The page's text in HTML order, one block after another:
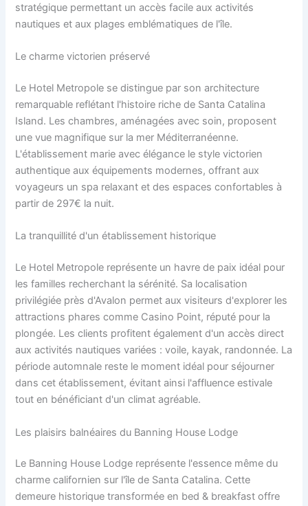
stratégique permettant un accès facile aux activités
nautiques et aux plages emblématiques de l'île.
Le charme victorien préservé
Le Hotel Metropole se distingue par son architecture
remarquable reflétant l'histoire riche de Santa Catalina
Island. Les chambres, aménagées avec soin, proposent
une vue magnifique sur la mer Méditerranéenne.
L'établissement marie avec élégance le style victorien
authentique aux équipements modernes, offrant aux
voyageurs un spa relaxant et des espaces confortables à
partir de 297€ la nuit.
La tranquillité d'un établissement historique
Le Hotel Metropole représente un havre de paix idéal pour
les familles recherchant la sérénité. Sa localisation
privilégiée près d'Avalon permet aux visiteurs d'explorer les
attractions phares comme Casino Point, réputé pour la
plongée. Les clients profitent également d'un accès direct
aux activités nautiques variées : voile, kayak, randonnée. La
période automnale reste le moment idéal pour séjourner
dans cet établissement, évitant ainsi l'affluence estivale
tout en bénéficiant d'un climat agréable.
Les plaisirs balnéaires du Banning House Lodge
Le Banning House Lodge représente l'essence même du
charme californien sur l'île de Santa Catalina. Cette
demeure historique transformée en bed & breakfast offre